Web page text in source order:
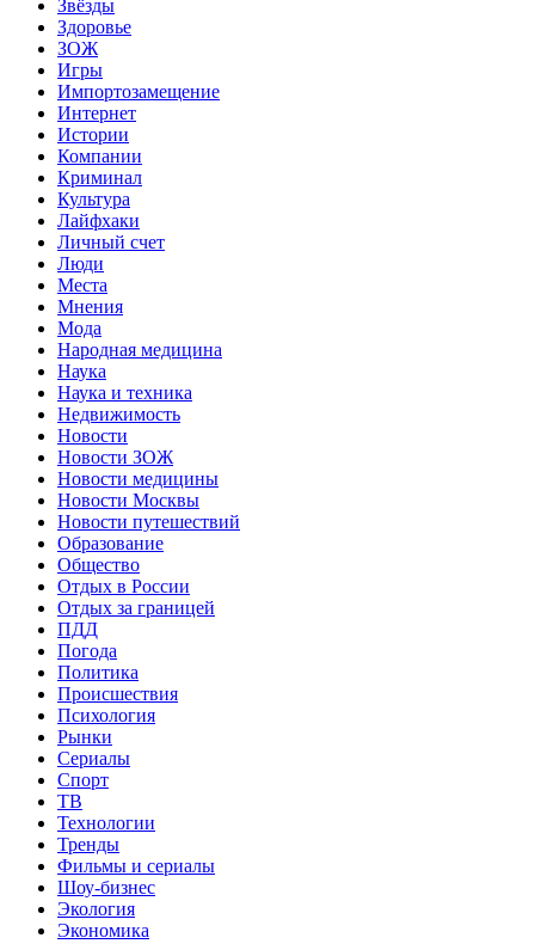
Звёзды
Здоровье
ЗОЖ
Игры
Импортозамещение
Интернет
Истории
Компании
Криминал
Культура
Лайфхаки
Личный счет
Люди
Места
Мнения
Мода
Народная медицина
Наука
Наука и техника
Недвижимость
Новости
Новости ЗОЖ
Новости медицины
Новости Москвы
Новости путешествий
Образование
Общество
Отдых в России
Отдых за границей
ПДД
Погода
Политика
Происшествия
Психология
Рынки
Сериалы
Спорт
ТВ
Технологии
Тренды
Фильмы и сериалы
Шоу-бизнес
Экология
Экономика